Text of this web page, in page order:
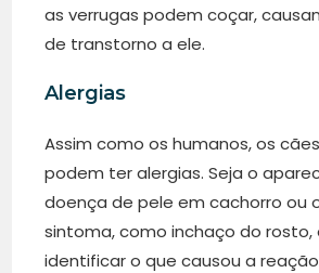
as verrugas podem coçar,
de transtorno a ele.
Alergias
Assim como os humanos, os
podem ter alergias. Seja o
doença de pele em cachorro ou
sintoma, como inchaço do rosto,
identificar o que causou a